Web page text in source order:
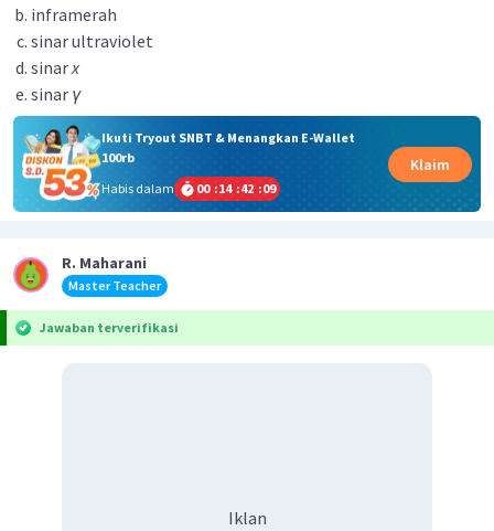
inframerah
sinar ultraviolet
sinarx
sinar γ
Ikuti Tryout SNBT & Menangkan E-Wallet
100rb
Habis dalam
00 :14 :42 :09
Klaim
R. Maharani
Master Teacher
Jawaban terverifikasi
Iklan